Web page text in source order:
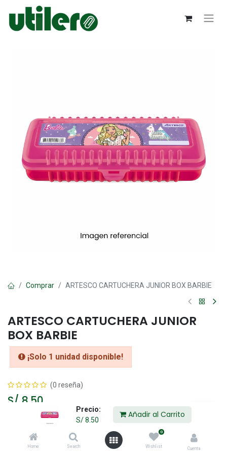
Precio:
S/8.50
Añadir al Carrito
Home Search
0
Wishlist Cuenta
Comprar ARTESCO CARTUCHERA JUNIOR BOX BARBIE
ARTESCO CARTUCHERA JUNIOR
BOX BARBIE
¡Solo 1 unidad disponible!
(0 reseña)
S/ 8.50
Añadir al Carrito